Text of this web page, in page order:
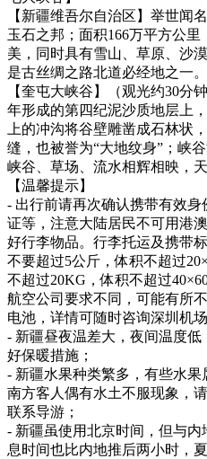
【新疆维吾尔自治区】举世闻
玉石之邦；面积166万平方公
美，同时具有雪山、草原、沙
是古丝绸之路北道必经地之一。
【奎屯大峡谷】（观光约30分
年形成的第四纪泥沙质地层上
上的冲沟将谷壁雕凿成石林状
缝，也被誉为“大地纹身”；峡
峡谷、草场、流水相辉相映，
【温馨提示】
- 出行前请再次确认携带有效
证等，注意大陆居民不可用港
好行李物品。行李托运及携带
不要超过5公斤，体积不超过
不超过20KG，体积不超过
航空公司要求不同，可能有所
电池，详情可随时咨询深圳机场
- 新疆昼夜温差大，夜间温度
好保暖措施；
- 新疆水果种类繁多，有些水果
南方客人偶有水土不服现象，
联系导游；
- 新疆虽使用北京时间，但与
息时间也比内地推后两小时，